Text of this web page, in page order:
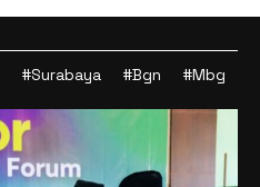
#Surabaya #Bgn #Mbg